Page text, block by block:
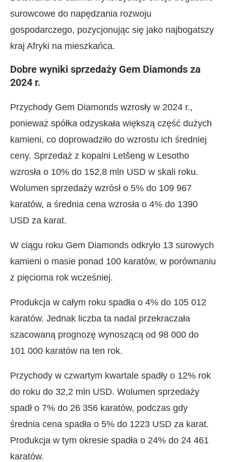
surowcowe do napędzania rozwoju
gospodarczego, pozycjonując się jako najbogatszy
kraj Afryki na mieszkańca.
Dobre wyniki sprzedaży Gem Diamonds za
2024 r.
Przychody Gem Diamonds wzrosły w 2024 r.,
ponieważ spółka odzyskała większą część dużych
kamieni, co doprowadziło do wzrostu ich średniej
ceny. Sprzedaż z kopalni Letšeng w Lesotho
wzrosła o 10% do 152,8 mln USD w skali roku.
Wolumen sprzedaży wzrósł o 5% do 109 967
karatów, a średnia cena wzrosła o 4% do 1390
USD za karat.
W ciągu roku Gem Diamonds odkryło 13 surowych
kamieni o masie ponad 100 karatów, w porównaniu
z pięcioma rok wcześniej.
Produkcja w całym roku spadła o 4% do 105 012
karatów. Jednak liczba ta nadal przekraczała
szacowaną prognozę wynoszącą od 98 000 do
101 000 karatów na ten rok.
Przychody w czwartym kwartale spadły o 12% rok
do roku do 32,2 mln USD. Wolumen sprzedaży
spadł o 7% do 26 356 karatów, podczas gdy
średnia cena spadła o 5% do 1223 USD za karat.
Produkcja w tym okresie spadła o 24% do 24 461
karatów.